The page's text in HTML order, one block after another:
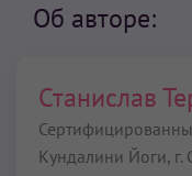
Об авторе:
Станислав
Кундалини Йоги, г.